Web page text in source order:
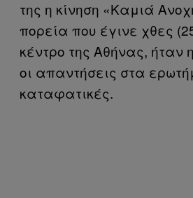
της η κίνηση «Καμιά
πορεία που έγινε χθες
κέντρο της Αθήνας, ήταν
οι απαντήσεις στα
καταφατικές.